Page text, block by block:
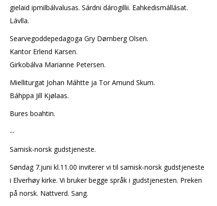
gielaid ipmilbálvalusas. Sárdni dárogillii. Eahkedismállásat.
Lávlla.
Searvegoddepedagoga Gry Dørnberg Olsen.
Kantor Erlend Karsen.
Girkobálva Marianne Petersen.
Mielliturgat Johan Máhtte ja Tor Amund Skum.
Báhppa Jill Kjølaas.
Bures boahtin.
--
Samisk-norsk gudstjeneste.
Søndag 7.juni kl.11.00 inviterer vi til samisk-norsk gudstjeneste
i Elverhøy kirke. Vi bruker begge språk i gudstjenesten. Preken
på norsk. Nattverd. Sang.